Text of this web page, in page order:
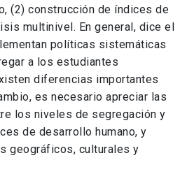
(2) construcción de índices de
multinivel. En general, dice el
políticas sistemáticas
a los estudiantes
diferencias importantes
es necesario apreciar las
los niveles de segregación y
de desarrollo humano, y
geográficos, culturales y